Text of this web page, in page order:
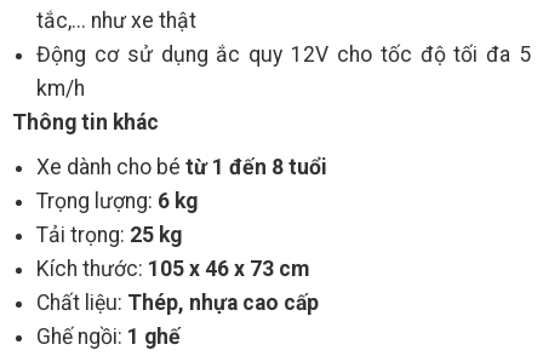
tắc,... như xe thật
Động cơ sử dụng ắc quy 12V cho tốc độ tối đa 5
km/h
Thông tin khác
Xe dành cho bé từ 1 đến 8 tuổi
Trọng lượng: 6 kg
Tải trọng: 25 kg
Kích thước: 105 x 46 x 73 cm
Chất liệu: Thép, nhựa cao cấp
Ghế ngồi: 1 ghế